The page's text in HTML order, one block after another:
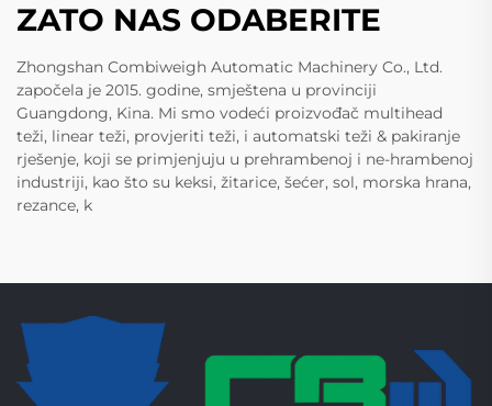
ZATO NAS ODABERITE
Zhongshan Combiweigh Automatic Machinery Co., Ltd.
započela je 2015. godine, smještena u provinciji
Guangdong, Kina. Mi smo vodeći proizvođač multihead
teži, linear teži, provjeriti teži, i automatski teži & pakiranje
rješenje, koji se primjenjuju u prehrambenoj i ne-hrambenoj
industriji, kao što su keksi, žitarice, šećer, sol, morska hrana,
rezance, k